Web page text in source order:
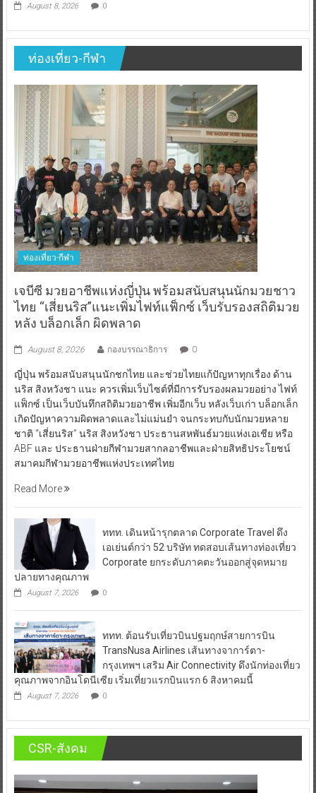
August 8, 2026 0
ท่องเที่ยว-กีฬา
ท่องเที่ยว-กีฬา
เจบีซี มวยอาชีพแห่งญี่ปุ่น พร้อมสนับสนุนนักมวยชาว
ไทย “เสี่ยนริส”แนะเพิ่มไฟท์แฟ็กซ์ เว็บรับรองสถิติมวย
หลัง บล็อกเล็ก ผิดพลาด
August 8, 2026 กองบรรณาธิการ 0
ญี่ปุ่น พร้อมสนับสนุนนักชกไทย และช่วยไทยแก้ปัญหาทุกเรื่อง ด้าน
นริส สิงหวังชา แนะ ควรเพิ่มเว็บไซต์ที่มีการรับรองผลมวยอย่าง ไฟท์
แฟ็กซ์ เป็นเว็บบันทึกสถิติมวยอาชีพ เพิ่มอีกเว็บ หลังเว็บเก่า บล็อกเล็ก
เกิดปัญหาความผิดพลาดและไม่แม่นยำ จนกระทบกับนักมวยหลาย
ชาติ “เสี่ยนริส” นริส สิงหวังชา ประธานสหพันธ์มวยแห่งเอเชีย หรือ
ABF และ ประธานฝ่ายกีฬามวยสากลอาชีพและฝ่ายสิทธิประโยชน์
สมาคมกีฬามวยอาชีพแห่งประเทศไทย
Read More
ททท. เดินหน้ารุกตลาด Corporate Travel ดึง
เอเย่นต์กว่า 52 บริษัท ทดสอบเส้นทางท่องเที่ยว
Corporate ยกระดับภาคตะวันออกสู่จุดหมาย
ปลายทางคุณภาพ
August 7, 2026 0
ททท. ต้อนรับเที่ยวบินปฐมฤกษ์สายการบิน
TransNusa Airlines เส้นทางจาการ์ตา-
กรุงเทพฯ เสริม Air Connectivity ดึงนักท่องเที่ยว
คุณภาพจากอินโดนีเซีย เริ่มเที่ยวแรกบินแรก 6 สิงหาคมนี้
August 7, 2026 0
CSR-สังคม